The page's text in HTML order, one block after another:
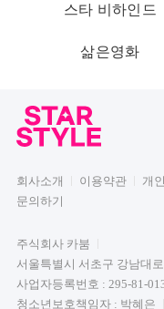
스타 비하인드
삶은영화
회사소개 이용약관 개
문의하기
주식회사 카붐
서울특별시 서초구 강남대
사업자등록번호 : 295-81-
청소년보호책임자 : 박혜은